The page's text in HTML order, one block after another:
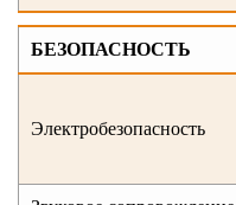
БЕЗОПАСНОСТЬ
Электробезопасность